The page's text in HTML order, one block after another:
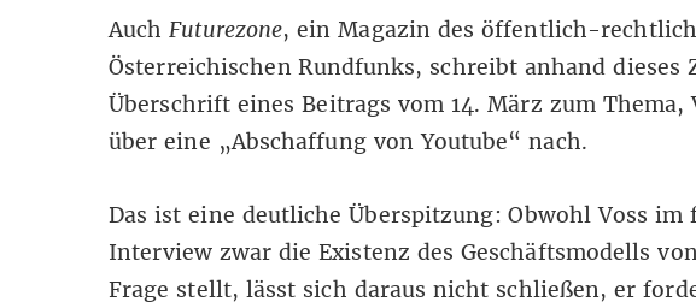
Auch Futurezone, ein Magazin des öffentlich-
Österreichischen Rundfunks, schreibt anhand dieses
Überschrift eines Beitrags vom 14. März zum Thema,
über eine „Abschaffung von Youtube“ nach.
Das ist eine deutliche Überspitzung: Obwohl Voss im
Interview zwar die Existenz des Geschäftsmodells
Frage stellt, lässt sich daraus nicht schließen, er